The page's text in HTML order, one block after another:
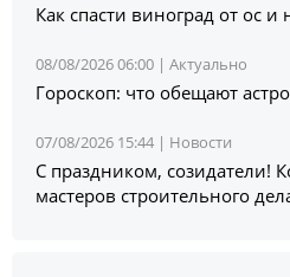
Как спасти виноград от ос
08/08/2026 06:00 | Актуально
Гороскоп: что обещают
07/08/2026 15:44 | Новости
С праздником, созидатели!
мастеров строительного